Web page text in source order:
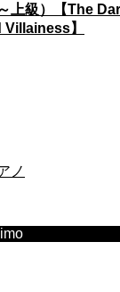
上級）【The
】
ノ